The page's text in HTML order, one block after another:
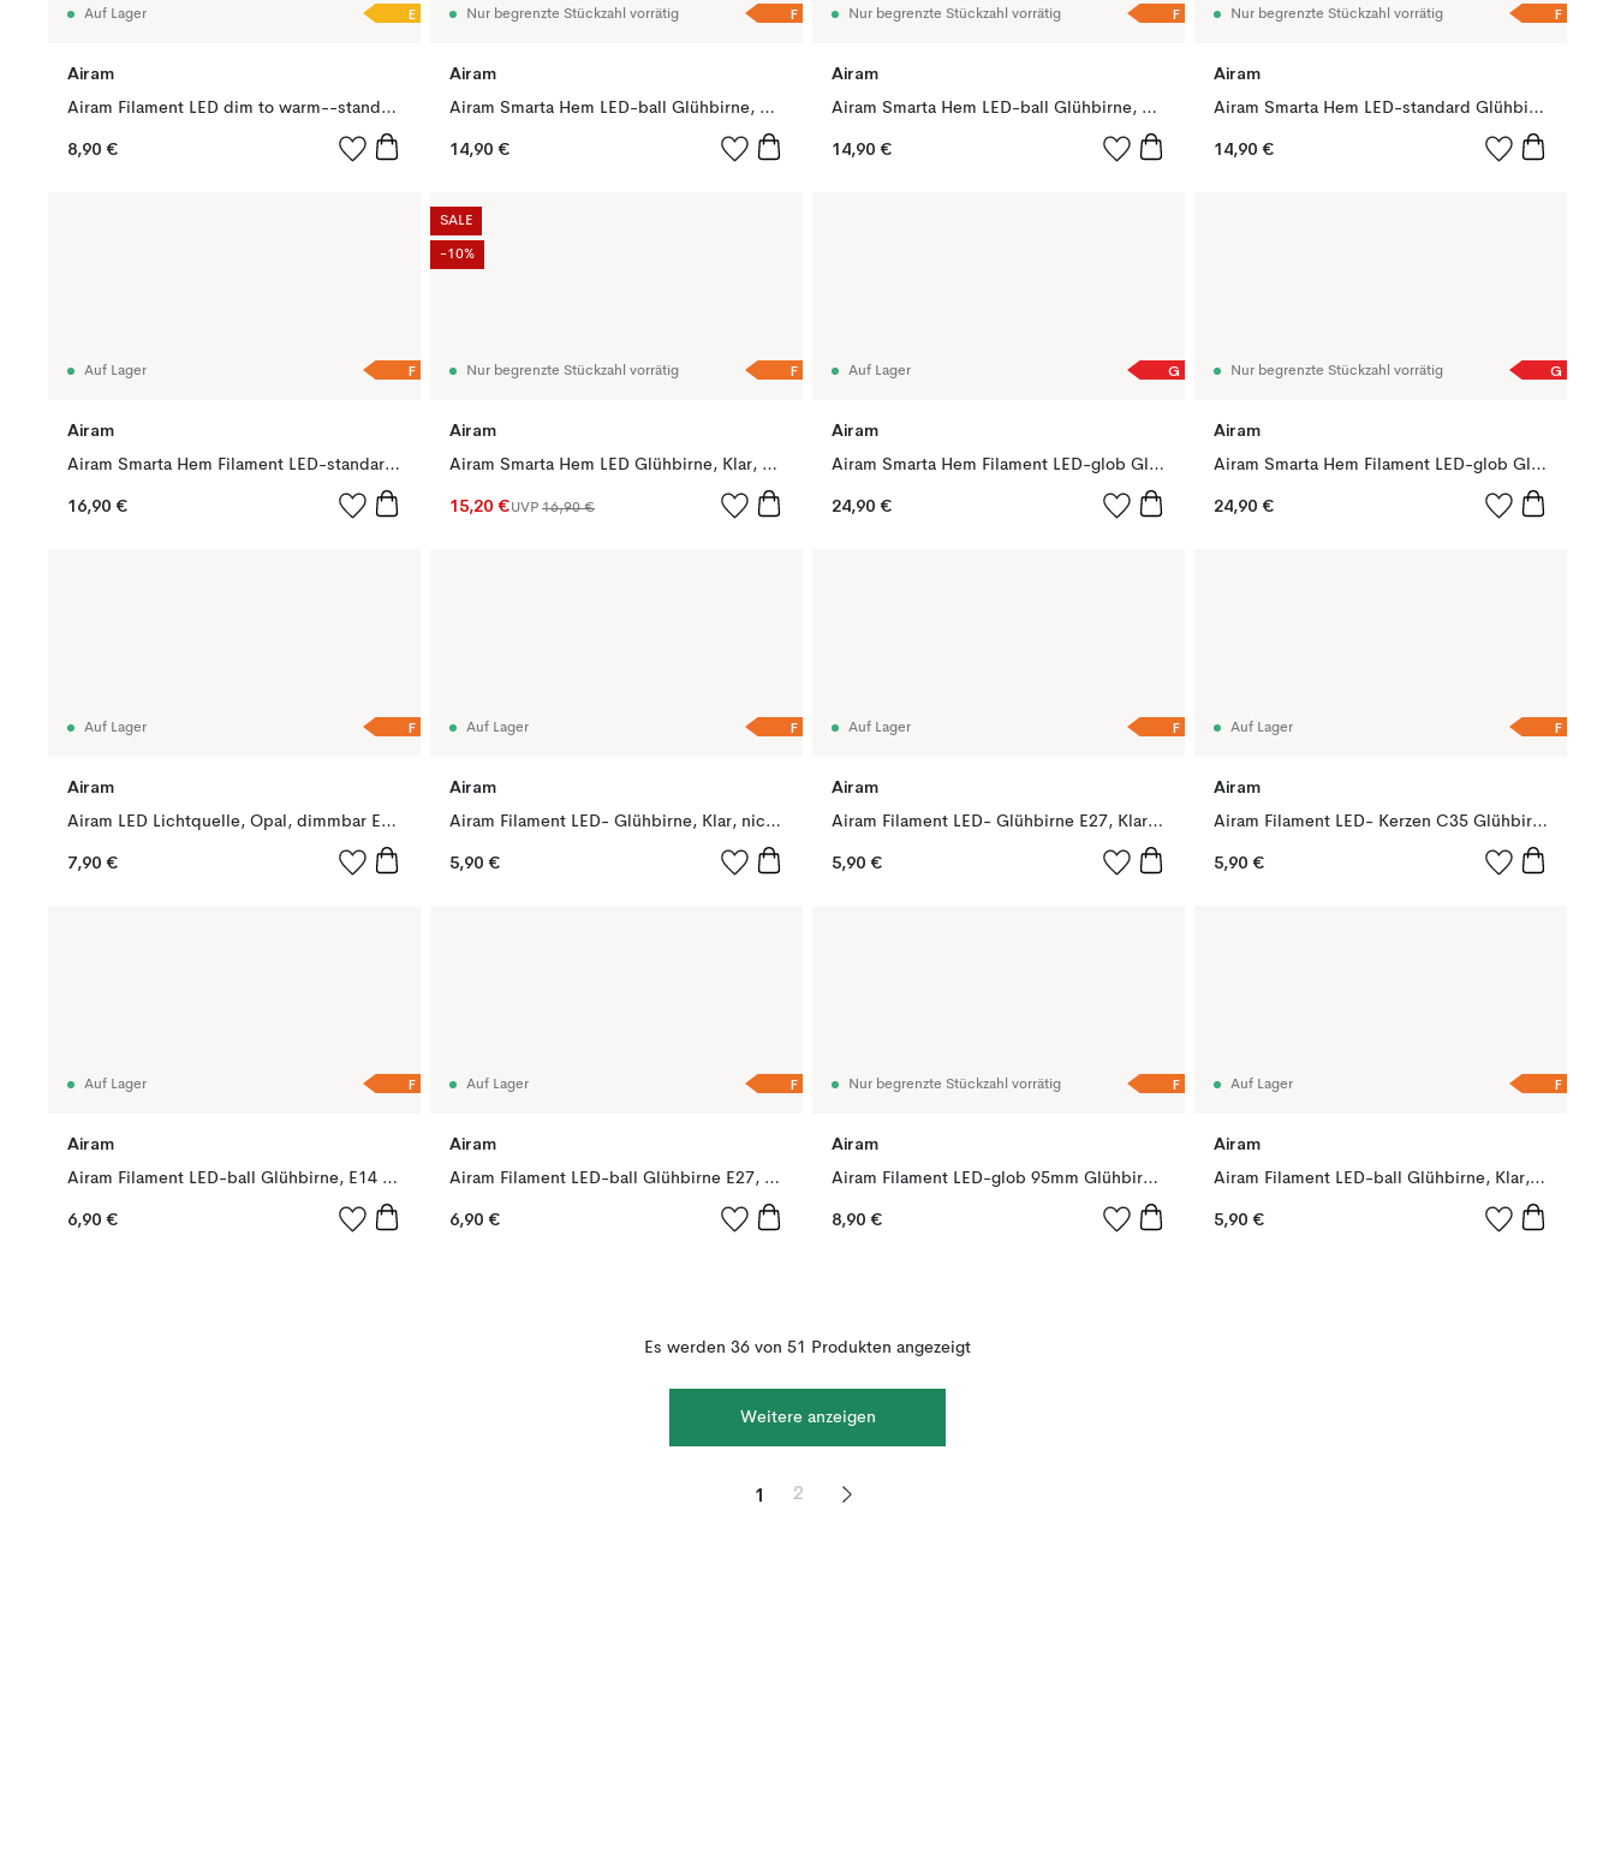
E
Auf Lager
Airam
Airam Filament LED dim to warm--standard Glühbirne, Opal, 7w e27, 7w
8,90 €
F
Nur begrenzte Stückzahl vorrätig
Airam
Airam Smarta Hem LED-ball Glühbirne, Weiß e14, 5w
14,90 €
F
Nur begrenzte Stückzahl vorrätig
Airam
Airam Smarta Hem LED-ball Glühbirne, Weiß e27, 5w
14,90 €
F
Nur begrenzte Stückzahl vorrätig
Airam
Airam Smarta Hem LED-standard Glühbirne, Weiß e27, 9w
14,90 €
F
Auf Lager
Airam
Airam Smarta Hem Filament LED-standard Glühbirne, Klar e27, 5w
16,90 €
F
Nur begrenzte Stückzahl vorrätig
Airam
Airam Smarta Hem LED Glühbirne, Klar, PAR16, 36°, Glaskörper GU10, 5W
15,20 €UVP 16,90 €
SALE
-10%
G
Auf Lager
Airam
Airam Smarta Hem Filament LED-glob Glühbirne, Amber, 95mm, spiral e27, 6w
24,90 €
G
Nur begrenzte Stückzahl vorrätig
Airam
Airam Smarta Hem Filament LED-glob Glühbirne, Amber, 125mm, spiral e27, 6w
24,90 €
F
Auf Lager
Airam
Airam LED Lichtquelle, Opal, dimmbar E27, 12W
7,90 €
F
Auf Lager
Airam
Airam Filament LED- Glühbirne, Klar, nicht dimmbar e14, 2w
5,90 €
F
Auf Lager
Airam
Airam Filament LED- Glühbirne E27, Klar, nicht dimmbar, 2,5w
5,90 €
F
Auf Lager
Airam
Airam Filament LED- Kerzen C35 Glühbirne, Klar, dimmbar e14, 3w
5,90 €
F
Auf Lager
Airam
Airam Filament LED-ball Glühbirne, E14 5W dimmbar
6,90 €
F
Auf Lager
Airam
Airam Filament LED-ball Glühbirne E27, Klar, dimmbar 2700K 470 lm 4W
6,90 €
F
Nur begrenzte Stückzahl vorrätig
Airam
Airam Filament LED-glob 95mm Glühbirne, Klar, dimmbar e27, 4w
8,90 €
F
Auf Lager
Airam
Airam Filament LED-ball Glühbirne, Klar, nicht dimmbar, 2-flammig e14, 1w
5,90 €
Es werden 36 von 51 Produkten angezeigt
Weitere anzeigen
1 2